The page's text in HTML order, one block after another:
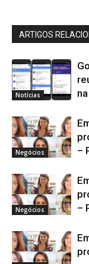
ARTIGOS
Notícias
Negócios
–
Negócios
–